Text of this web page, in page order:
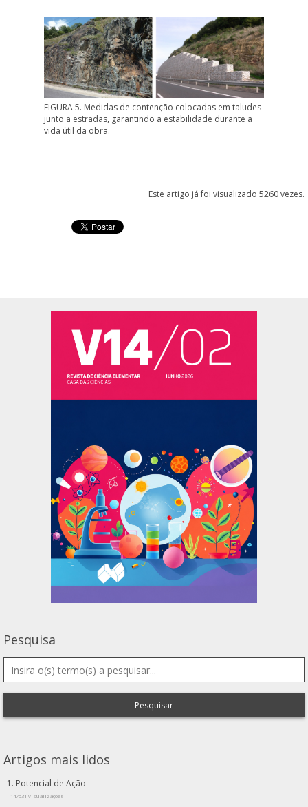
FIGURA 5. Medidas de contenção colocadas em taludes
junto a estradas, garantindo a estabilidade durante a
vida útil da obra.
Este artigo já foi visualizado 5260 vezes.
Pesquisa
Pesquisar
Artigos mais lidos
Potencial de Ação
147531 visualizações